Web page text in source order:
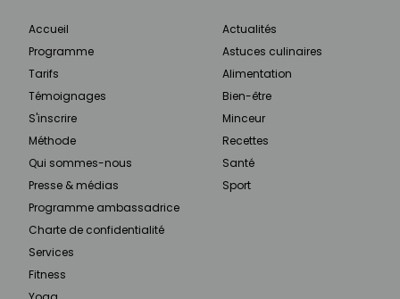
Accueil
Programme
Tarifs
Témoignages
S'inscrire
Méthode
Qui sommes-nous
Presse & médias
Programme ambassadrice
Charte de confidentialité
Services
Fitness
Actualités
Astuces culinaires
Alimentation
Bien-être
Minceur
Recettes
Santé
Sport